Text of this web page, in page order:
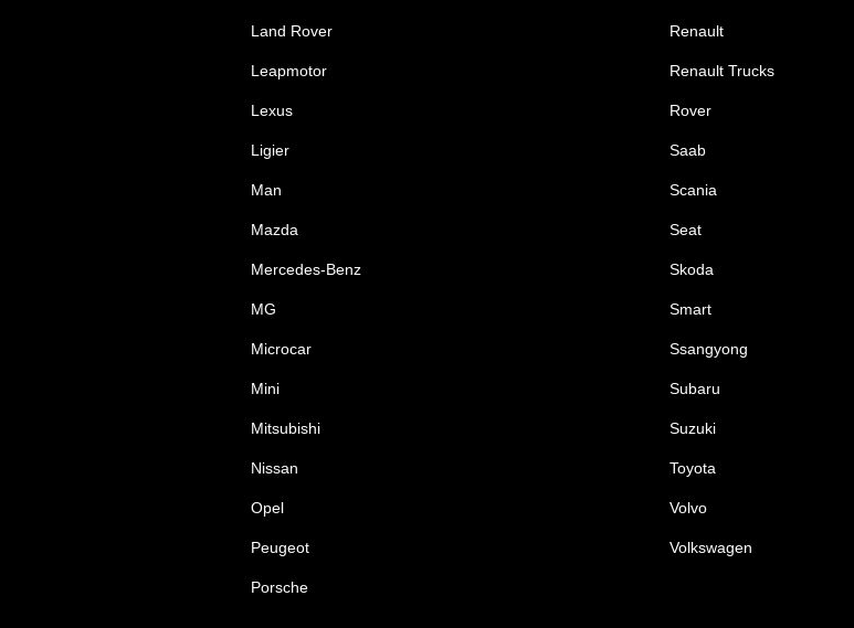
Land Rover
Leapmotor
Lexus
Ligier
Man
Mazda
Mercedes-Benz
MG
Microcar
Mini
Mitsubishi
Nissan
Opel
Peugeot
Porsche
Renault
Renault Trucks
Rover
Saab
Scania
Seat
Skoda
Smart
Ssangyong
Subaru
Suzuki
Toyota
Volvo
Volkswagen